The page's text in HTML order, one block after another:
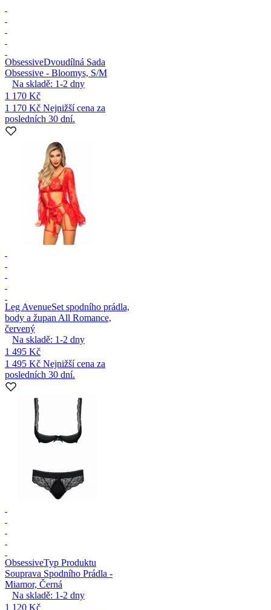
ObsessiveDvoudílná Sada
Obsessive - Bloomys, S/M
Na skladě: 1-2 dny
1 170 Kč
1 170 Kč Nejnižší cena za
posledních 30 dní.
Leg AvenueSet spodního prádla,
body a župan All Romance,
červený
Na skladě: 1-2 dny
1 495 Kč
1 495 Kč Nejnižší cena za
posledních 30 dní.
ObsessiveTyp Produktu
Souprava Spodního Prádla -
Miamor, Černá
Na skladě: 1-2 dny
1 120 Kč